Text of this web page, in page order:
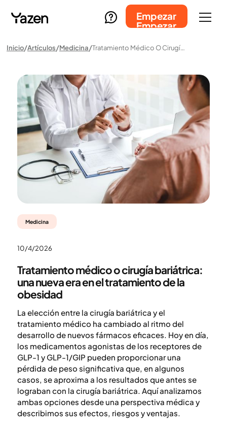
Empezar
Empezar
Inicio Artículos Medicina Tratamiento Médico O Cirugía Bariátrica: Una Nueva Era En El Tratamiento De La Obesidad
Medicina
10/4/2026
Tratamiento médico o cirugía bariátrica:
una nueva era en el tratamiento de la
obesidad
La elección entre la cirugía bariátrica y el
tratamiento médico ha cambiado al ritmo del
desarrollo de nuevos fármacos eficaces. Hoy en día,
los medicamentos agonistas de los receptores de
GLP-1 y GLP-1/GIP pueden proporcionar una
pérdida de peso significativa que, en algunos
casos, se aproxima a los resultados que antes se
lograban con la cirugía bariátrica. Aquí analizamos
ambas opciones desde una perspectiva médica y
describimos sus efectos, riesgos y ventajas.